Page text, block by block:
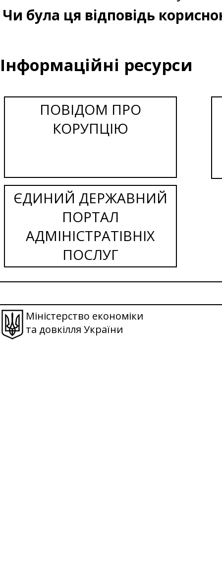
Чи була ця відповідь
Інформаційні ресурси
ПОВІДОМ ПРО
КОРУПЦІЮ
ЄДИНИЙ ДЕРЖАВНИЙ
ПОРТАЛ
АДМІНІСТРАТІВНІХ
ПОСЛУГ
Міністерство економіки
та довкілля України